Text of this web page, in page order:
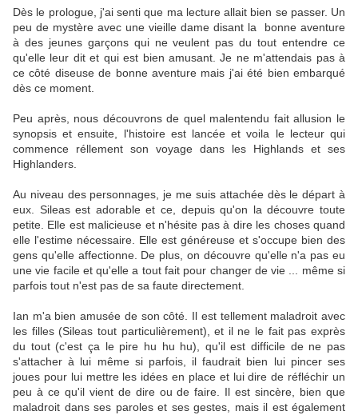
Dès le prologue, j'ai senti que ma lecture allait bien se passer. Un
peu de mystère avec une vieille dame disant la bonne aventure
à des jeunes garçons qui ne veulent pas du tout entendre ce
qu'elle leur dit et qui est bien amusant. Je ne m'attendais pas à
ce côté diseuse de bonne aventure mais j'ai été bien embarqué
dès ce moment.
Peu après, nous découvrons de quel malentendu fait allusion le
synopsis et ensuite, l'histoire est lancée et voila le lecteur qui
commence réllement son voyage dans les Highlands et ses
Highlanders.
Au niveau des personnages, je me suis attachée dès le départ à
eux. Sileas est adorable et ce, depuis qu'on la découvre toute
petite. Elle est malicieuse et n'hésite pas à dire les choses quand
elle l'estime nécessaire. Elle est généreuse et s'occupe bien des
gens qu'elle affectionne. De plus, on découvre qu'elle n'a pas eu
une vie facile et qu'elle a tout fait pour changer de vie ... même si
parfois tout n'est pas de sa faute directement.
Ian m'a bien amusée de son côté. Il est tellement maladroit avec
les filles (Sileas tout particulièrement), et il ne le fait pas exprès
du tout (c'est ça le pire hu hu hu), qu'il est difficile de ne pas
s'attacher à lui même si parfois, il faudrait bien lui pincer ses
joues pour lui mettre les idées en place et lui dire de réfléchir un
peu à ce qu'il vient de dire ou de faire. Il est sincère, bien que
maladroit dans ses paroles et ses gestes, mais il est également